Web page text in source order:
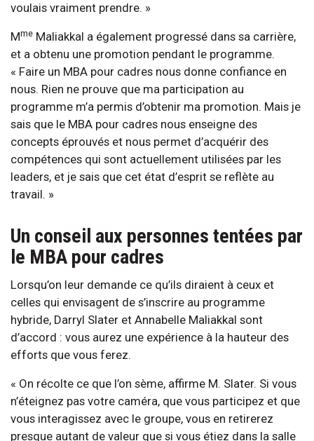
voulais vraiment prendre. »
Mme Maliakkal a également progressé dans sa carrière,
et a obtenu une promotion pendant le programme.
« Faire un MBA pour cadres nous donne confiance en
nous. Rien ne prouve que ma participation au
programme m’a permis d’obtenir ma promotion. Mais je
sais que le MBA pour cadres nous enseigne des
concepts éprouvés et nous permet d’acquérir des
compétences qui sont actuellement utilisées par les
leaders, et je sais que cet état d’esprit se reflète au
travail. »
Un conseil aux personnes tentées par
le MBA pour cadres
Lorsqu’on leur demande ce qu’ils diraient à ceux et
celles qui envisagent de s’inscrire au programme
hybride, Darryl Slater et Annabelle Maliakkal sont
d’accord : vous aurez une expérience à la hauteur des
efforts que vous ferez.
« On récolte ce que l’on sème, affirme M. Slater. Si vous
n’éteignez pas votre caméra, que vous participez et que
vous interagissez avec le groupe, vous en retirerez
presque autant de valeur que si vous étiez dans la salle